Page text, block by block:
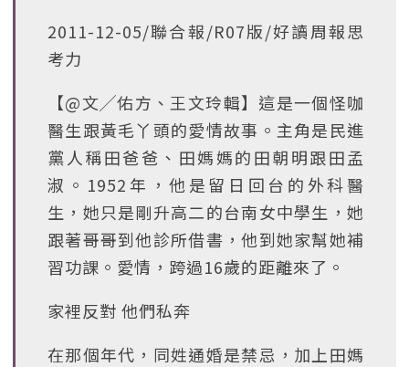
2011-12-05/聯合報/R07版/好讀周報思
考力
【@文╱佑方、王文玲輯】這是一個怪咖
醫生跟黃毛丫頭的愛情故事。主角是民進
黨人稱田爸爸、田媽媽的田朝明跟田孟
淑。1952年，他是留日回台的外科醫
生，她只是剛升高二的台南女中學生，她
跟著哥哥到他診所借書，他到她家幫她補
習功課。愛情，跨過16歲的距離來了。
家裡反對 他們私奔
在那個年代，同姓通婚是禁忌，加上田媽